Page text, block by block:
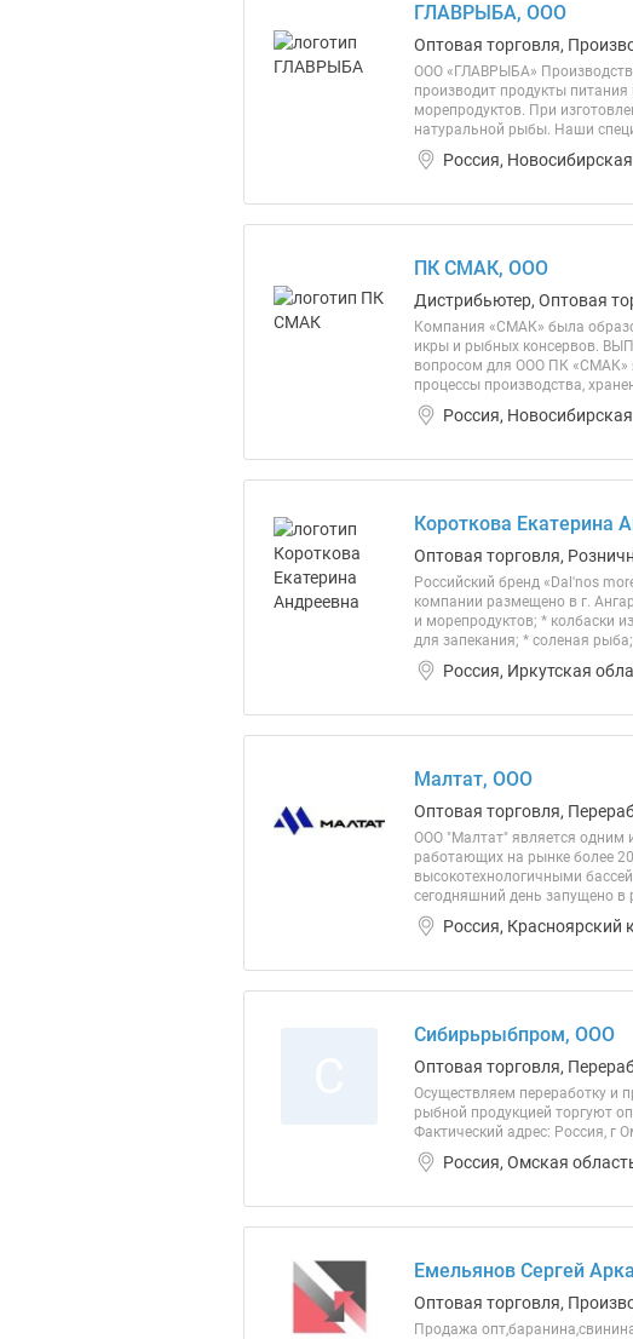
ГЛАВРЫБА, ООО
Оптовая торговля,
ООО «ГЛАВРЫБА»
производит продукты
морепродуктов. При
натуральной рыбы. Наши
Россия,
ПК СМАК, ООО
Дистрибьютер, Оптовая
Компания «СМАК» была
икры и рыбных консервов.
вопросом для ООО ПК «СМАК»
процессы производства,
Россия,
Короткова Екатерина
Оптовая торговля,
Российский бренд «Dal'nos
компании размещено в г.
и морепродуктов; * колбаски
для запекания; * соленая
Россия, Иркутская
Малтат, ООО
Оптовая торговля,
ООО "Малтат" является одним
работающих на рынке более
высокотехнологичными
сегодняшний день запущено
Россия, Красноярский
Сибирьрыбпром, ООО
Оптовая торговля,
Осуществляем переработку и
рыбной продукцией торгуют
Фактический адрес: Россия, г
Россия, Омская
Емельянов Сергей
Оптовая торговля,
Продажа